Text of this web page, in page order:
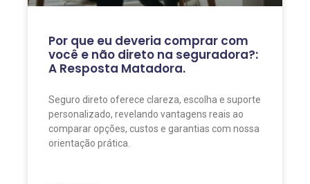
Por que eu deveria comprar com
você e não direto na seguradora?:
A Resposta Matadora.
Seguro direto oferece clareza, escolha e suporte
personalizado, revelando vantagens reais ao
comparar opções, custos e garantias com nossa
orientação prática.